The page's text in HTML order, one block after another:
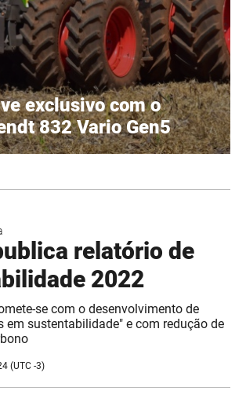
exclusivo com o
832 Vario Gen5
relatório de
2022
se com o desenvolvimento de
em sustentabilidade" e com redução de
(UTC -3)